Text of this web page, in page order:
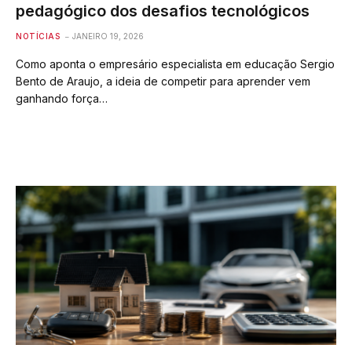
pedagógico dos desafios tecnológicos
NOTÍCIAS JANEIRO 19, 2026
Como aponta o empresário especialista em educação Sergio
Bento de Araujo, a ideia de competir para aprender vem
ganhando força…